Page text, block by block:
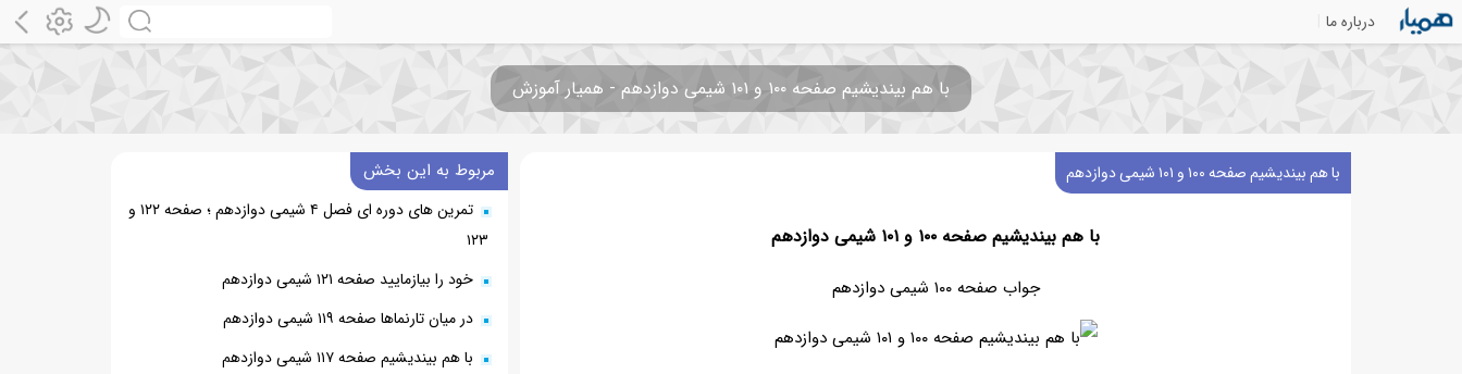
درباره ما
با هم بیندیشیم صفحه ۱۰۰ و ۱۰۱ شیمی دوازدهم - همیار آموزش
با هم بیندیشیم صفحه ۱۰۰ و ۱۰۱ شیمی دوازدهم
با هم بیندیشیم صفحه ۱۰۰ و ۱۰۱ شیمی دوازدهم
جواب صفحه ۱۰۰ شیمی دوازدهم
مربوط به این بخش
تمرین های دوره ای فصل ۴ شیمی دوازدهم ؛ صفحه ۱۲۲ و
۱۲۳
خود را بیازمایید صفحه ۱۲۱ شیمی دوازدهم
در میان تارنماها صفحه ۱۱۹ شیمی دوازدهم
با هم بیندیشیم صفحه ۱۱۷ شیمی دوازدهم